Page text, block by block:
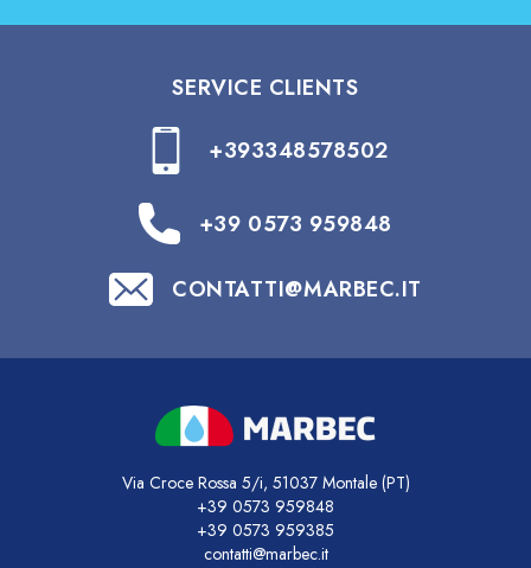
SERVICE CLIENTS
+393348578502
+39 0573 959848
CONTATTI@MARBEC.IT
Via Croce Rossa 5/i, 51037 Montale (PT)
+39 0573 959848
+39 0573 959385
contatti@marbec.it